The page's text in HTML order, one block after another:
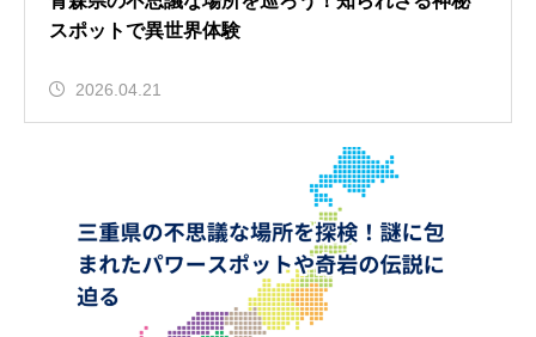
スポットで異世界体験
2026.04.21